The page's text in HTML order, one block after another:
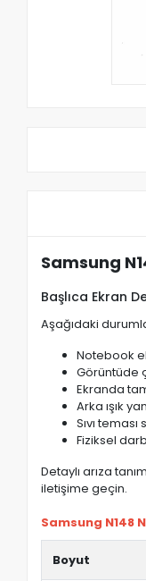
Samsung
Başlıca Ekran
Aşağıdaki
Notebook
Görüntüde
Ekranda
Arka ışık
Sıvı
Fiziksel
Detaylı arıza
iletişime geçin.
Samsung N148
Boyut